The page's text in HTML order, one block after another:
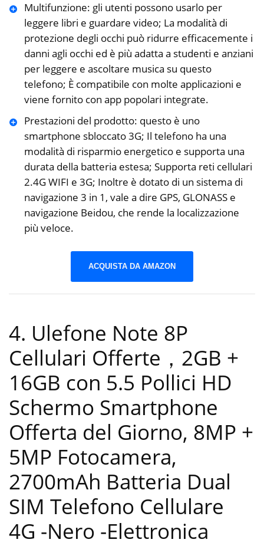
Multifunzione: gli utenti possono usarlo per
leggere libri e guardare video; La modalità di
protezione degli occhi può ridurre efficacemente i
danni agli occhi ed è più adatta a studenti e anziani
per leggere e ascoltare musica su questo
telefono; È compatibile con molte applicazioni e
viene fornito con app popolari integrate.
Prestazioni del prodotto: questo è uno
smartphone sbloccato 3G; Il telefono ha una
modalità di risparmio energetico e supporta una
durata della batteria estesa; Supporta reti cellulari
2.4G WIFI e 3G; Inoltre è dotato di un sistema di
navigazione 3 in 1, vale a dire GPS, GLONASS e
navigazione Beidou, che rende la localizzazione
più veloce.
ACQUISTA DA AMAZON
4. Ulefone Note 8P
Cellulari Offerte，2GB +
16GB con 5.5 Pollici HD
Schermo Smartphone
Offerta del Giorno, 8MP +
5MP Fotocamera,
2700mAh Batteria Dual
SIM Telefono Cellulare
4G -Nero -Elettronica